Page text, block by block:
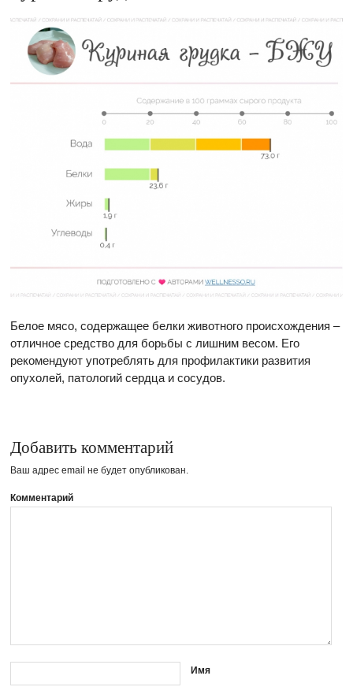
Белое мясо, содержащее белки животного происхождения –
отличное средство для борьбы с лишним весом. Его
рекомендуют употреблять для профилактики развития
опухолей, патологий сердца и сосудов.
Добавить комментарий
Ваш адрес email не будет опубликован.
Комментарий
Имя